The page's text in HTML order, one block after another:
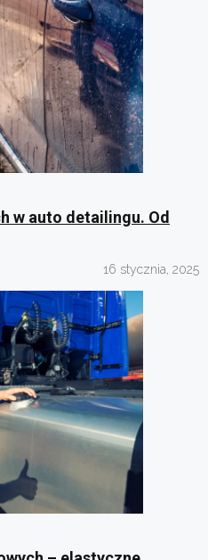
w auto detailingu. Od
16 stycznia, 2025